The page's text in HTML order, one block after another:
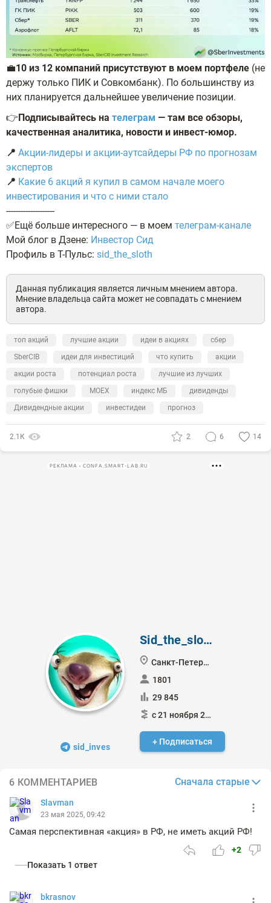
💼10 из 12 компаний присутствуют в моем портфеле (не
держу только ПИК и Совкомбанк). По большинству из
них планируется дальнейшее увеличение позиции.
👉 Подписывайтесь на телеграм — там все обзоры,
качественная аналитика, новости и инвест-юмор.
📍 Акции-лидеры и акции-аутсайдеры РФ по прогнозам
экспертов
📍 Какие 6 акций я купил в самом начале моего
инвестирования и что с ними стало
--------------------
✅Ещё больше интересного — в моем телеграм-канале
Мой блог в Дзене: Инвестор Сид
Профиль в Т-Пульс: sid_the_sloth
Данная публикация является личным мнением автора.
Мнение владельца сайта может не совпадать с мнением
автора.
топ акций лучшие акции идеи в акциях
сбер
SberCIB
идеи для инвестиций что купить
акции
акции роста
потенциал роста
лучшие из лучших
голубые фишки
MOEX индекс МБ
дивиденды
Дивидендные акции
инвестидеи прогноз
2.1К 2 6 14
РЕКЛАМА • CONFA.SMART-LAB.RU
sid_inves
Sid_the_sloth
Санкт-Петербург
1801
29 845
с 21 ноября 2023
+ Подписаться
6 КОММЕНТАРИЕВ Сначала старые
Slavman
23 мая 2025, 09:42
Самая перспективная «акция» в РФ, не иметь акций РФ!
+2
Показать 1 ответ
bkrasnov